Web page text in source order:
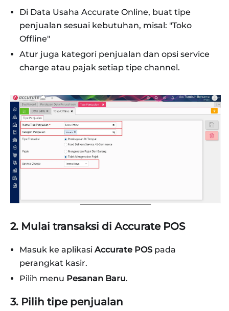
Di Data Usaha Accurate Online, buat tipe
penjualan sesuai kebutuhan, misal: "Toko
Offline"
Atur juga kategori penjualan dan opsi service
charge atau pajak setiap tipe channel.
2. Mulai transaksi di Accurate POS
Masuk ke aplikasi Accurate POS pada
perangkat kasir.
Pilih menu Pesanan Baru.
3. Pilih tipe penjualan